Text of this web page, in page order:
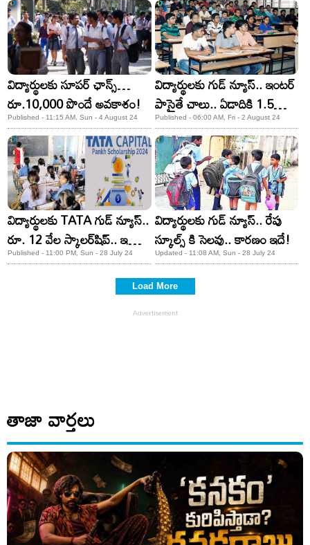
విద్యార్థులకు సూపర్ ఛాన్స్…
రూ.10,000 పొందే అవకాశం!
Published - 11:15 AM, Sun - 4 August 24
విద్యార్థులకు గుడ్ న్యూస్.. ఇంటర్
పాసైతే చాలు.. ఏడాదికి 1.5
లక్షల స్కాలర్‌షిప్!
Published - 06:00 AM, Fri - 2 August 24
విద్యార్థులకు TATA గుడ్ న్యూస్..
రూ. 12 వేల స్కాలర్‌షిప్.. ఇలా
అప్లై చేసుకోండి
Published - 11:00 PM, Sun - 28 July 24
విద్యార్థులకు గుడ్ న్యూస్.. రేపు
స్కూల్స్ కి సెలవు.. కారణం ఇదే!
Updated - 11:08 AM, Sun - 28 July 24
Load More
తాజా వార్తలు